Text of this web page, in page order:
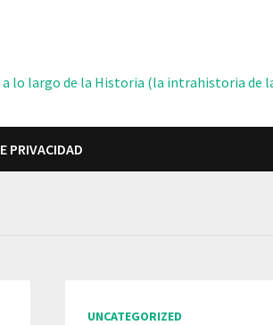
a lo largo de la Historia (la intrahistoria de
PRIVACIDAD
UNCATEGORIZED